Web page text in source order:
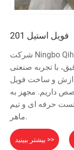
فویل استیل 201
شرکت Ningbo Qihong Stainless Steel Co., Ltd. به عنوان یک
با تجربه صنعتی
و ساخت فویل
بالا تخصص داریم. مجهز به
تست حرفه ای و تیم
ماهر.
بیشتر ببینید >>